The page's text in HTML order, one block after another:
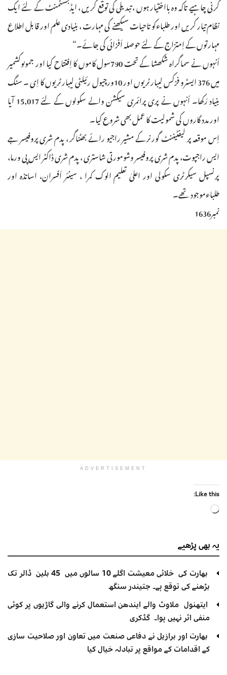
کرنی چاہیے تاکہ وہ بااختیار ہوں ، تبدیلی کی توقع کریں ، ایڈجسٹمنٹ کے لئے ایک
نظام تیار کریں اور طلباءکو تاحیات سیکھنے کی مہارت ، بنیادی علم اور قابل اطلاع
مہارتوں کے اِمتزاج کے لئے حوصلہ اَفزائی کی جائے۔“
اُنہوں نے سماگراہ شکھشا کے تحت 790سول کاموں کا اِفتتاح کیا اور جموںوکشمیر
میں 376 ایسٹرو فزکس لیبارٹریوں اور 10ورچیول رئیلٹی لیبارٹریوں کا اِی ۔ سنگ
بنیاد رَکھا۔ اُنہوں نے پری پرائمری سیکشن والے سکولوں کے لئے 15,017 آیا
اور مدد گاروں کی شمولیت کا عمل بھی شروع کیا۔
اِس موقعہ پر لیفٹیننٹ گورنر کے مشیر راجیو رائے بھٹناگر ، پدم شری پروفیسر جے
ایس راجپوت، پدم شری پروفیسر وشومورتی شاستری ، پدم شری ڈاکٹر ایس پی ورما،
پرنسپل سیکرٹری سکولی اور اعلیٰ تعلیم الوک کمرا ، سینئر اَفسران، اساتذہ اور
طلباءموجود تھے۔
نمبر1636
ADVERTISEMENT
Like this:
Loading…
یہ بھیپڑھیے
بھارت کی خلائی معیشت اگلے 10 سالوں میں 45 بلین ڈالر تک
بڑھنے کی توقع ہے۔ جتیندر سنگھ
ایتھنول ملاوٹ والے ایندھن استعمال کرنے والی گاڑیوں پر کوئی
منفی اثر نہیں ہوا۔ گڈکری
بھارت اور برازیل نے دفاعی صنعت میں تعاون اور صلاحیت سازی
کے اقدامات کے مواقع پر تبادلہ خیال کیا